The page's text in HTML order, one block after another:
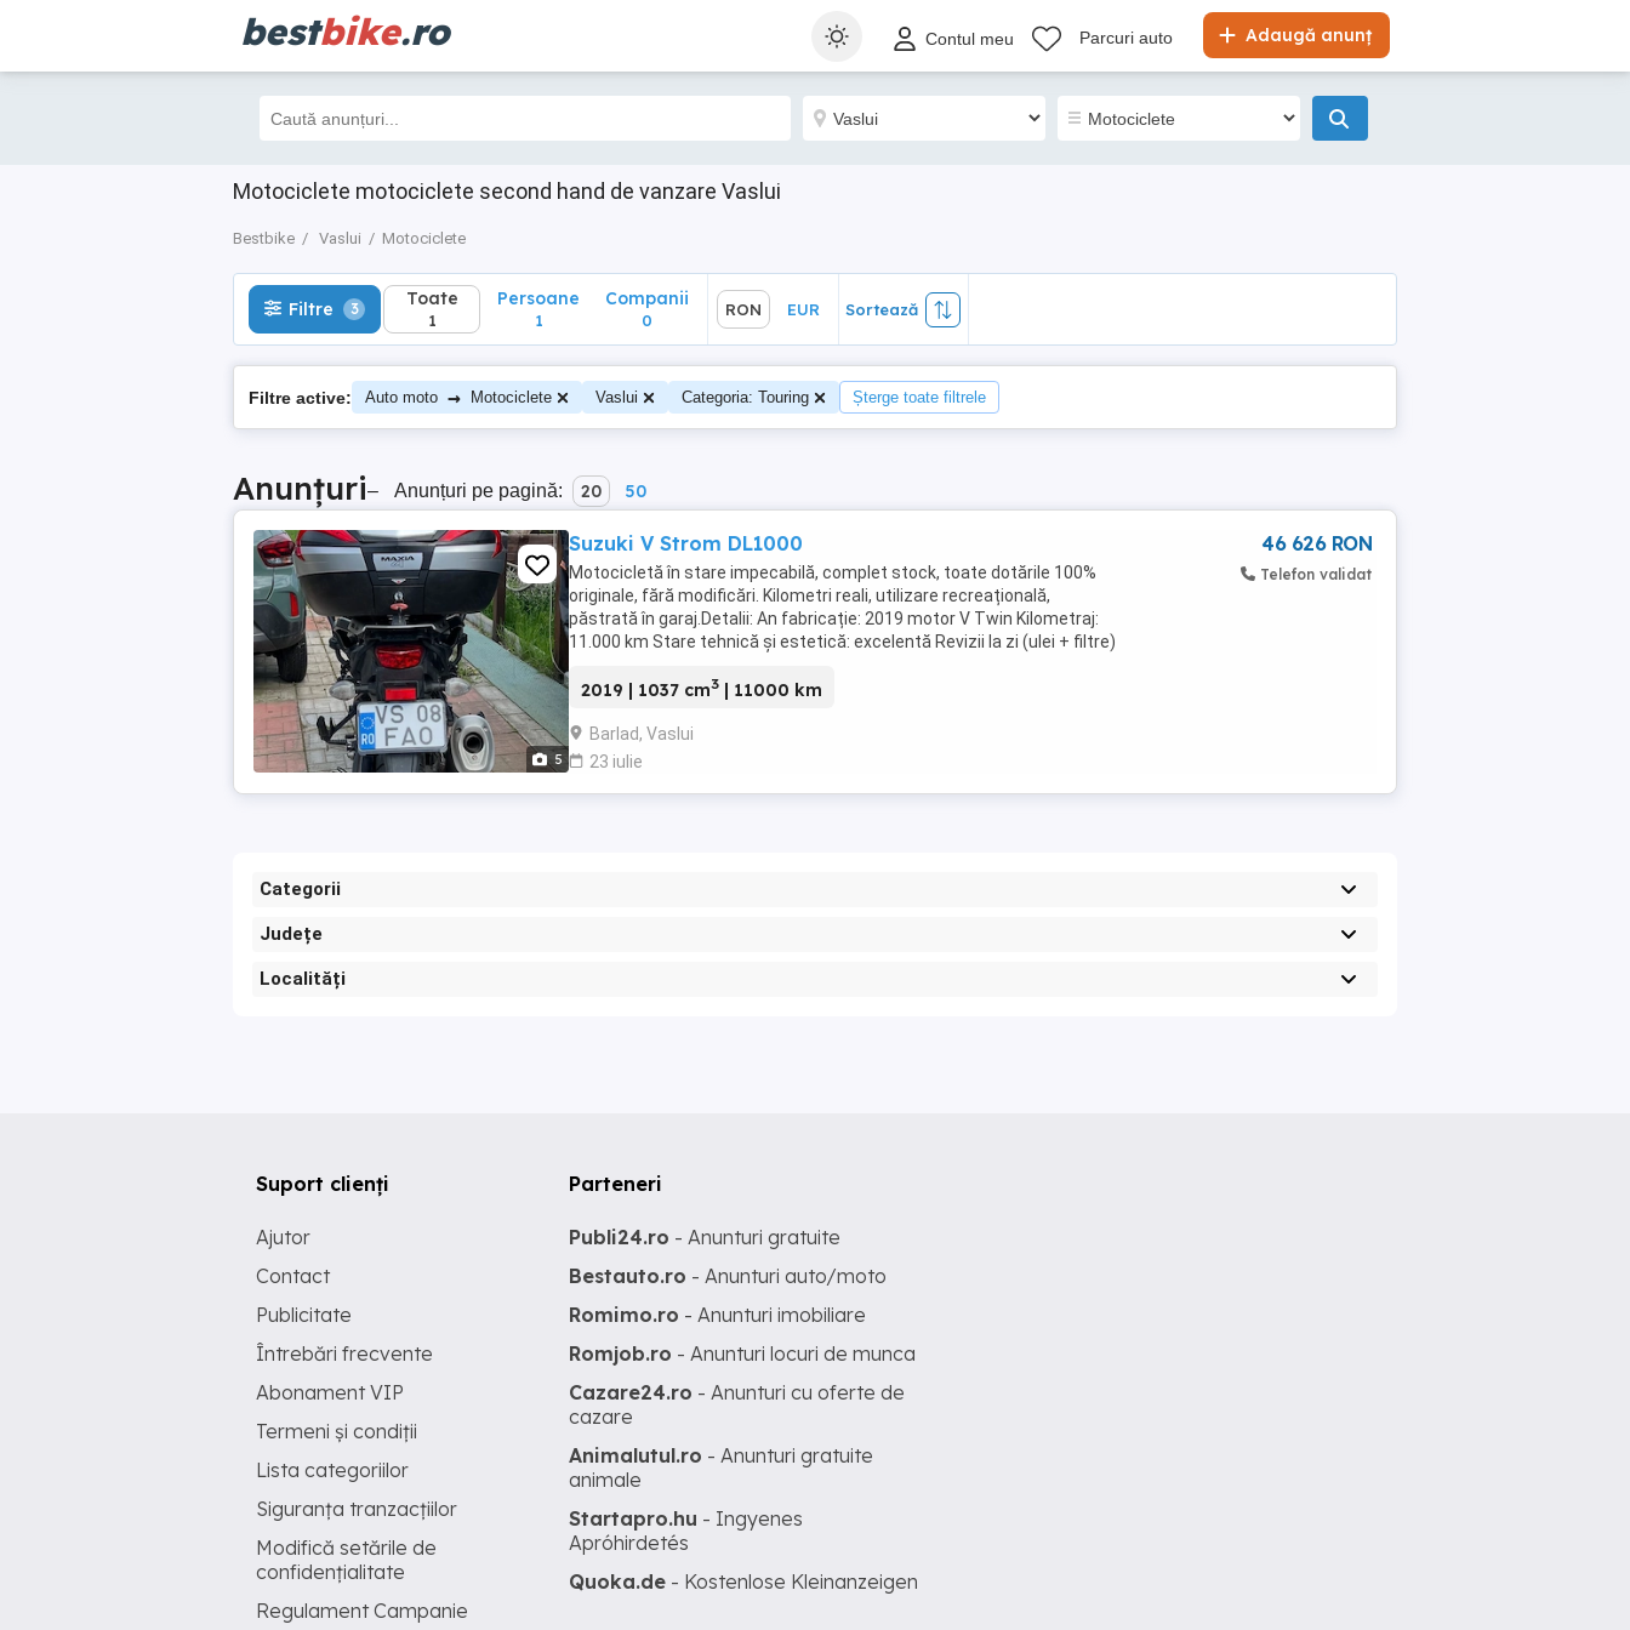
bestbike.ro Adaugă anunț
Contul meu Parcuri auto
Motociclete motociclete second hand de vanzare Vaslui
Bestbike Vaslui Motociclete
Filtre 3 Toate
1
Sortează
Filtre 3 Toate
1
Persoane
1
Companii
0
RON EUR Sortează
Filtre active: Auto moto → Motociclete Vaslui Categoria: Touring Șterge toate filtrele
Anunțuri– Anunțuri pe pagină: 20 50
5
Suzuki V Strom DL1000
Motocicletă în stare impecabilă, complet stock, toate dotările 100%
originale, fără modificări. Kilometri reali, utilizare recreațională,
păstrată în garaj.Detalii: An fabricație: 2019 motor V Twin Kilometraj:
11.000 km Stare tehnică și estetică: excelentă Revizii la zi (ulei + filtre)
2019 | 1037 cm3 | 11000 km
Barlad, Vaslui
23 iulie
46 626 RON
Telefon validat
Categorii
Județe
Localități
Suport clienți
Ajutor
Contact
Publicitate
Întrebări frecvente
Abonament VIP
Termeni și condiții
Lista categoriilor
Siguranța tranzacțiilor
Modifică setările de
confidențialitate
Regulament Campanie
Parteneri
Publi24.ro - Anunturi gratuite
Bestauto.ro - Anunturi auto/moto
Romimo.ro - Anunturi imobiliare
Romjob.ro - Anunturi locuri de munca
Cazare24.ro - Anunturi cu oferte de
cazare
Animalutul.ro - Anunturi gratuite
animale
Startapro.hu - Ingyenes
Apróhirdetés
Quoka.de - Kostenlose Kleinanzeigen